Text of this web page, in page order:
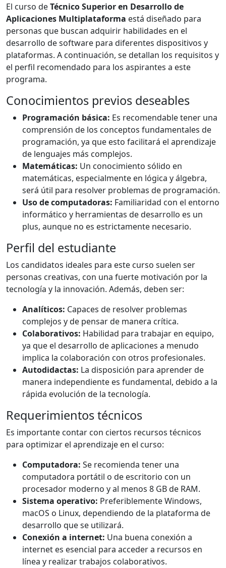
El curso deTécnico Superior en Desarrollo de
Aplicaciones Multiplataforma está diseñado para
personas que buscan adquirir habilidades en el
desarrollo de software para diferentes dispositivos y
plataformas. A continuación, se detallan los requisitos y
el perfil recomendado para los aspirantes a este
programa.
Conocimientos previos deseables
Programación básica: Es recomendable tener una
comprensión de los conceptos fundamentales de
programación, ya que esto facilitará el aprendizaje
de lenguajes más complejos.
Matemáticas: Un conocimiento sólido en
matemáticas, especialmente en lógica y álgebra,
será útil para resolver problemas de programación.
Uso de computadoras: Familiaridad con el entorno
informático y herramientas de desarrollo es un
plus, aunque no es estrictamente necesario.
Perfil del estudiante
Los candidatos ideales para este curso suelen ser
personas creativas, con una fuerte motivación por la
tecnología y la innovación. Además, deben ser:
Analíticos: Capaces de resolver problemas
complejos y de pensar de manera crítica.
Colaborativos: Habilidad para trabajar en equipo,
ya que el desarrollo de aplicaciones a menudo
implica la colaboración con otros profesionales.
Autodidactas: La disposición para aprender de
manera independiente es fundamental, debido a la
rápida evolución de la tecnología.
Requerimientos técnicos
Es importante contar con ciertos recursos técnicos
para optimizar el aprendizaje en el curso:
Computadora: Se recomienda tener una
computadora portátil o de escritorio con un
procesador moderno y al menos 8 GB de RAM.
Sistema operativo: Preferiblemente Windows,
macOS o Linux, dependiendo de la plataforma de
desarrollo que se utilizará.
Conexión a internet: Una buena conexión a
internet es esencial para acceder a recursos en
línea y realizar trabajos colaborativos.